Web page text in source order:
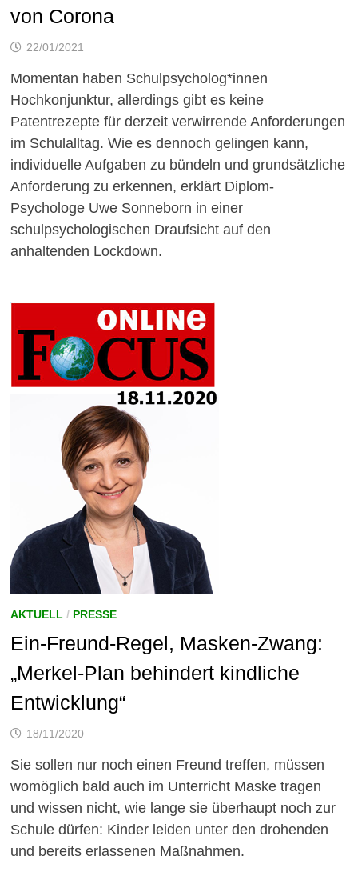
von Corona
22/01/2021
Momentan haben Schulpsycholog*innen
Hochkonjunktur, allerdings gibt es keine
Patentrezepte für derzeit verwirrende Anforderungen
im Schulalltag. Wie es dennoch gelingen kann,
individuelle Aufgaben zu bündeln und grundsätzliche
Anforderung zu erkennen, erklärt Diplom-
Psychologe Uwe Sonneborn in einer
schulpsychologischen Draufsicht auf den
anhaltenden Lockdown.
AKTUELL/ PRESSE
Ein-Freund-Regel, Masken-Zwang:
„Merkel-Plan behindert kindliche
Entwicklung“
18/11/2020
Sie sollen nur noch einen Freund treffen, müssen
womöglich bald auch im Unterricht Maske tragen
und wissen nicht, wie lange sie überhaupt noch zur
Schule dürfen: Kinder leiden unter den drohenden
und bereits erlassenen Maßnahmen.